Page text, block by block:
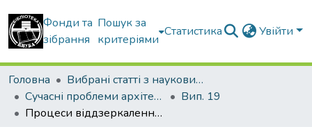
Фонди та
зібрання
Пошук за
критеріями
Статистика Увійти
Головна
Вибрані статті з наукових збірників КНУБА
Сучасні проблеми архітектури та містобудування
Вип. 19
Процеси віддзеркалення будівельних традицій політеїстичних святилищ в сакральних спорудах монотеїстичних релігій (на прикладі розвитку дерев’яного будівництва України і Японії)